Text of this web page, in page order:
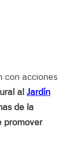
con acciones
al Jardín
de la
promover